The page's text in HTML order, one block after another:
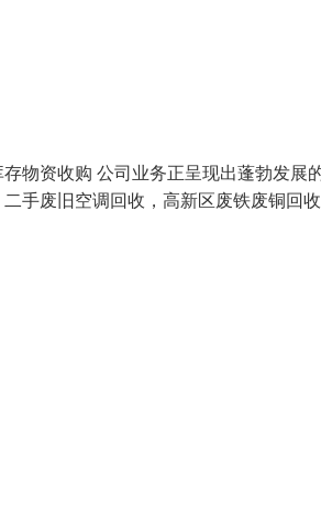
物资收购 公司业务正呈现出蓬勃发展
手废旧空调回收，高新区废铁废铜回